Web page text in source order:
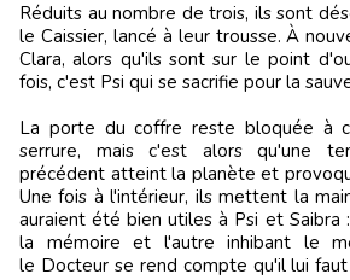
Réduits au nombre de trois, ils sont
le Caissier, lancé à leur trousse. À
Clara, alors qu'ils sont sur le point
fois, c'est Psi qui se sacrifie pour la
La porte du coffre reste bloquée à
serrure, mais c'est alors qu'une
précédent atteint la planète et
Une fois à l'intérieur, ils mettent la
auraient été bien utiles à Psi et Saibra
la mémoire et l'autre inhibant le
le Docteur se rend compte qu'il lui